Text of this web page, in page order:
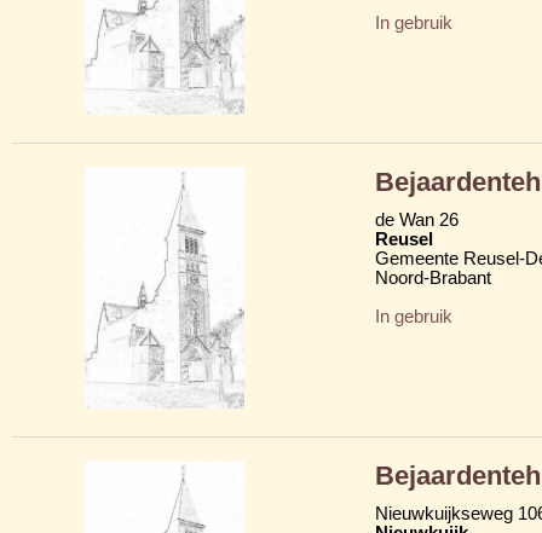
In gebruik
de Wan 26
Reusel
Gemeente Reusel-
Noord-Brabant
In gebruik
Nieuwkuijkseweg